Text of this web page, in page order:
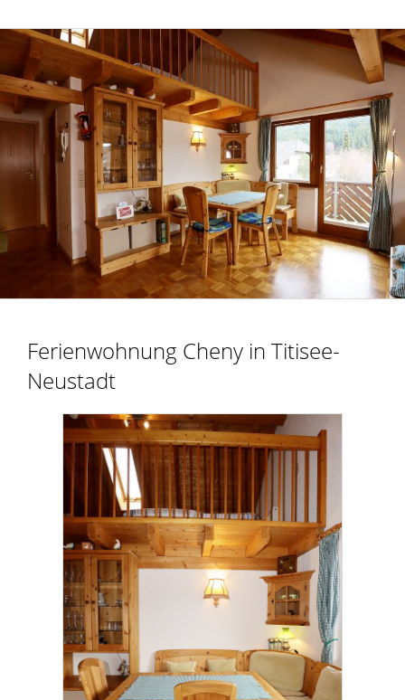
Ferienwohnung Cheny in Titisee-
Neustadt